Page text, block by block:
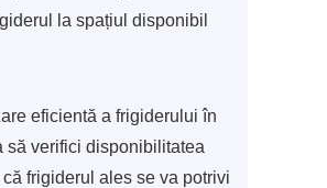
la spațiul disponibil
eficientă a frigiderului în
să verifici disponibilitatea
frigiderul ales se va potrivi